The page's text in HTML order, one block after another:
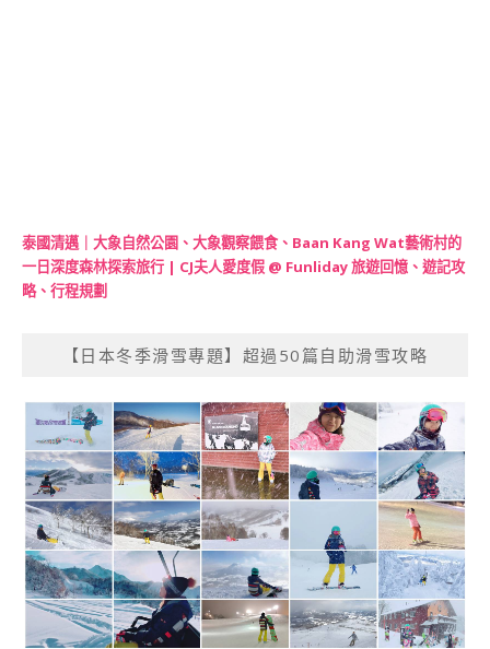
泰國清邁｜大象自然公園、大象觀察餵食、Baan Kang Wat藝術村的
一日深度森林探索旅行 | CJ夫人愛度假 @ Funliday 旅遊回憶、遊記攻
略、行程規劃
【日本冬季滑雪專題】超過50篇自助滑雪攻略